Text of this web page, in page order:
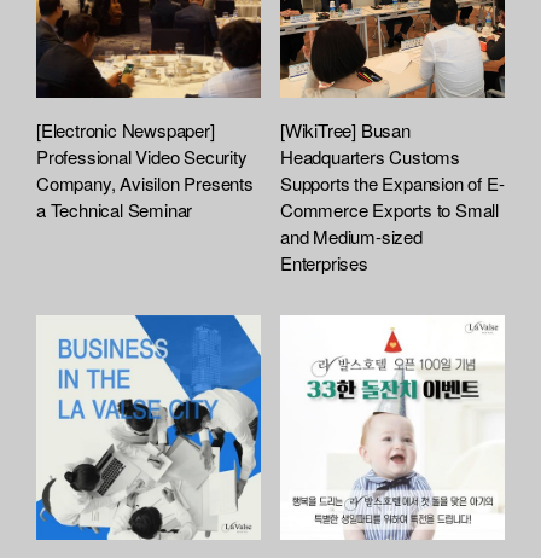
[Electronic Newspaper]
Professional Video Security
Company, Avisilon Presents
a Technical Seminar
[WikiTree] Busan
Headquarters Customs
Supports the Expansion of E-
Commerce Exports to Small
and Medium-sized
Enterprises